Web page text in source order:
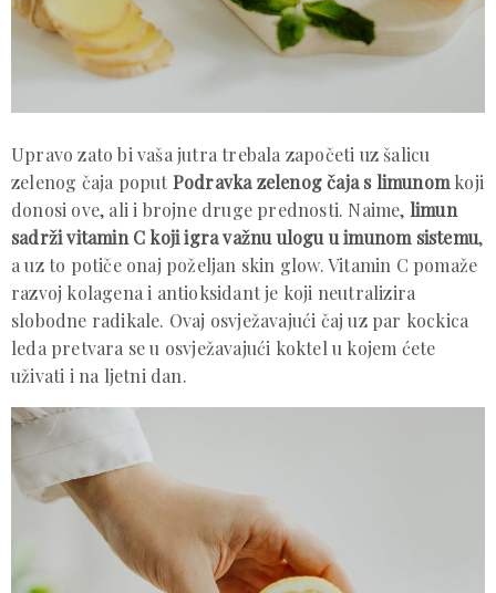
Upravo zato bi vaša jutra trebala započeti uz šalicu
zelenog čaja poput Podravka zelenog čaja s limunom koji
donosi ove, ali i brojne druge prednosti. Naime, limun
sadrži vitamin C koji igra važnu ulogu u imunom sistemu,
a uz to potiče onaj poželjan skin glow. Vitamin C pomaže
razvoj kolagena i antioksidant je koji neutralizira
slobodne radikale. Ovaj osvježavajući čaj uz par kockica
leda pretvara se u osvježavajući koktel u kojem ćete
uživati i na ljetni dan.